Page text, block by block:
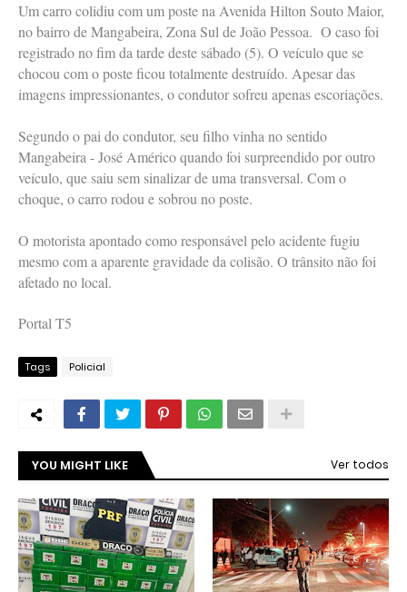
Um carro colidiu com um poste na Avenida Hilton Souto Maior,
no bairro de Mangabeira, Zona Sul de João Pessoa. O caso foi
registrado no fim da tarde deste sábado (5). O veículo que se
chocou com o poste ficou totalmente destruído. Apesar das
imagens impressionantes, o condutor sofreu apenas escoriações.
Segundo o pai do condutor, seu filho vinha no sentido
Mangabeira - José Américo quando foi surpreendido por outro
veículo, que saiu sem sinalizar de uma transversal. Com o
choque, o carro rodou e sobrou no poste.
O motorista apontado como responsável pelo acidente fugiu
mesmo com a aparente gravidade da colisão. O trânsito não foi
afetado no local.
Portal T5
Tags Policial
YOU MIGHT LIKE Ver todos